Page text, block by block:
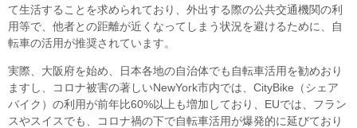
て生活することを求められており、外出する際の公共交通機関の利
用等で、他者との距離が近くなってしまう状況を避けるために、自
転車の活用が推奨されています。
実際、大阪府を始め、日本各地の自治体でも自転車活用を勧めおり
ますし、コロナ被害の著しいNewYork市内では、CityBike（シェア
バイク）の利用が前年比60%以上も増加しており、EUでは、フラン
スやスイスでも、コロナ禍の下で自転車活用が爆発的に延びており